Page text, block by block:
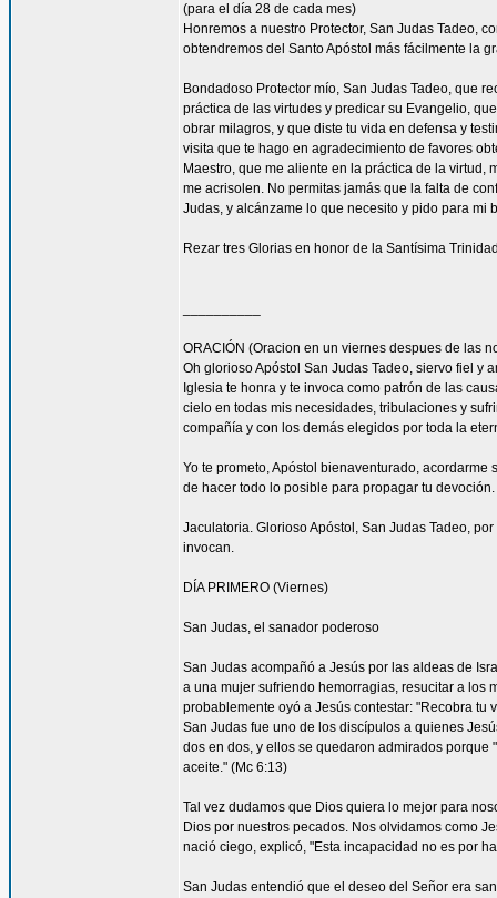
(para el día 28 de cada mes)
Honremos a nuestro Protector, San Judas Tadeo,
obtendremos del Santo Apóstol más fácilmente la
Bondadoso Protector mío, San Judas Tadeo, que
práctica de las virtudes y predicar su Evangelio,
obrar milagros, y que diste tu vida en defensa y
visita que te hago en agradecimiento de favores
Maestro, que me aliente en la práctica de la
me acrisolen. No permitas jamás que la falta de
Judas, y alcánzame lo que necesito y pido para mi
Rezar tres Glorias en honor de la Santísima
ORACIÓN (Oracion en un viernes despues de las
Oh glorioso Apóstol San Judas Tadeo, siervo fiel y
Iglesia te honra y te invoca como patrón de las
cielo en todas mis necesidades, tribulaciones y
compañía y con los demás elegidos por toda la
Yo te prometo, Apóstol bienaventurado,
de hacer todo lo posible para propagar tu devoción.
Jaculatoria. Glorioso Apóstol, San Judas Tadeo,
invocan.
DÍA PRIMERO (Viernes)
San Judas, el sanador poderoso
San Judas acompañó a Jesús por las aldeas de
a una mujer sufriendo hemorragias, resucitar a los
probablemente oyó a Jesús contestar: "Recobra tu
San Judas fue uno de los discípulos a quienes
dos en dos, y ellos se quedaron admirados
aceite." (Mc 6:13)
Tal vez dudamos que Dios quiera lo mejor para
Dios por nuestros pecados. Nos olvidamos como
nació ciego, explicó, "Esta incapacidad no es por
San Judas entendió que el deseo del Señor era